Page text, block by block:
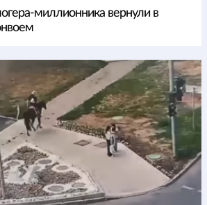
миллионника вернули в